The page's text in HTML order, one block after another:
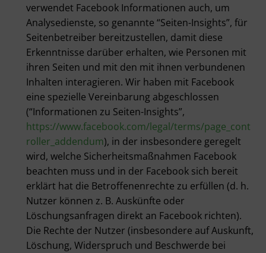
verwendet Facebook Informationen auch, um
Analysedienste, so genannte “Seiten-Insights”, für
Seitenbetreiber bereitzustellen, damit diese
Erkenntnisse darüber erhalten, wie Personen mit
ihren Seiten und mit den mit ihnen verbundenen
Inhalten interagieren. Wir haben mit Facebook
eine spezielle Vereinbarung abgeschlossen
(“Informationen zu Seiten-Insights”,
https://www.facebook.com/legal/terms/page_cont
roller_addendum), in der insbesondere geregelt
wird, welche Sicherheitsmaßnahmen Facebook
beachten muss und in der Facebook sich bereit
erklärt hat die Betroffenenrechte zu erfüllen (d. h.
Nutzer können z. B. Auskünfte oder
Löschungsanfragen direkt an Facebook richten).
Die Rechte der Nutzer (insbesondere auf Auskunft,
Löschung, Widerspruch und Beschwerde bei